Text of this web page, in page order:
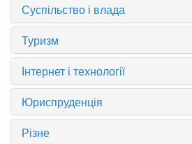
Суспільство і влада
Туризм
Інтернет і технології
Юриспруденція
Різне